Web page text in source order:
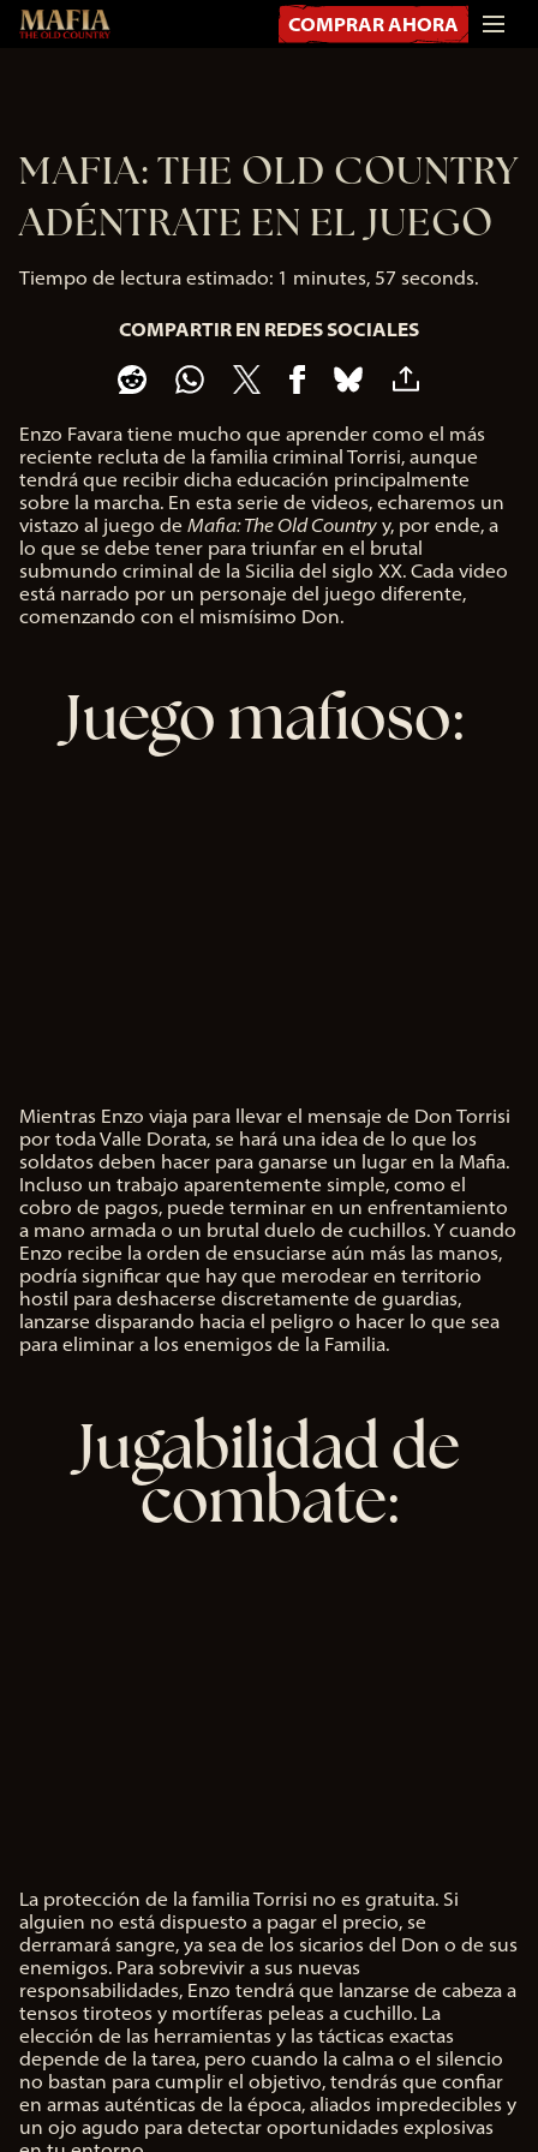
COMPRAR AHORA
MAFIA: THE OLD COUNTRY
ADÉNTRATE EN EL JUEGO
Tiempo de lectura estimado 1 minutes, 57 seconds
COMPARTIR EN REDES SOCIALES
Enzo Favara tiene mucho que aprender como el más
reciente recluta de la familia criminal Torrisi, aunque
tendrá que recibir dicha educación principalmente
sobre la marcha. En esta serie de videos, echaremos un
vistazo al juego de Mafia: The Old Country y, por ende, a
lo que se debe tener para triunfar en el brutal
submundo criminal de la Sicilia del siglo XX. Cada video
está narrado por un personaje del juego diferente,
comenzando con el mismísimo Don.
Juego mafioso:
A
c
c
e
p
t
&
P
l
a
Al
hac
er
de
You
Tub
ey
la
tra
nsf
ere
nci
Mientras Enzo viaja para llevar el mensaje de Don Torrisi
por toda Valle Dorata, se hará una idea de lo que los
soldatos deben hacer para ganarse un lugar en la Mafia.
Incluso un trabajo aparentemente simple, como el
cobro de pagos, puede terminar en un enfrentamiento
a mano armada o un brutal duelo de cuchillos. Y cuando
Enzo recibe la orden de ensuciarse aún más las manos,
podría significar que hay que merodear en territorio
hostil para deshacerse discretamente de guardias,
lanzarse disparando hacia el peligro o hacer lo que sea
para eliminar a los enemigos de la Familia.
Jugabilidad de
combate:
A
c
c
e
p
t
&
P
l
a
La protección de la familia Torrisi no es gratuita. Si
alguien no está dispuesto a pagar el precio, se
derramará sangre, ya sea de los sicarios del Don o de sus
enemigos. Para sobrevivir a sus nuevas
responsabilidades, Enzo tendrá que lanzarse de cabeza a
tensos tiroteos y mortíferas peleas a cuchillo. La
elección de las herramientas y las tácticas exactas
depende de la tarea, pero cuando la calma o el silencio
no bastan para cumplir el objetivo, tendrás que confiar
en armas auténticas de la época, aliados impredecibles y
un ojo agudo para detectar oportunidades explosivas